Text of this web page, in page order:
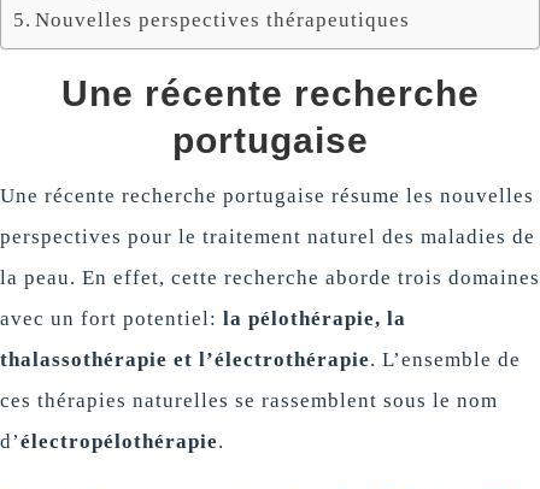
Nouvelles perspectives thérapeutiques
Une récente recherche
portugaise
Une récente recherche portugaise résume les nouvelles
perspectives pour le traitement naturel des maladies de
la peau. En effet, cette recherche aborde trois domaines
avec un fort potentiel: la pélothérapie, la
thalassothérapie et l’électrothérapie. L’ensemble de
ces thérapies naturelles se rassemblent sous le nom
d’électropélothérapie.